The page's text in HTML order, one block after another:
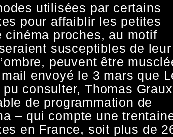
utilisées par certains
pour affaiblir les petites
cinéma proches, au motif
susceptibles de leur
peuvent être
envoyé le 3 mars que
pu consulter, Thomas
de programmation de
– qui compte une
en France, soit plus de